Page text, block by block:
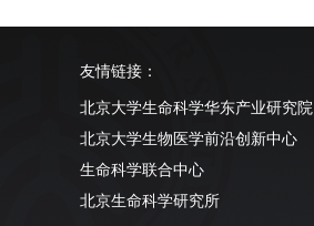
友情链接：
北京大学生命科学华东产业研究院
北京大学生物医学前沿创新中心
生命科学联合中心
北京生命科学研究所